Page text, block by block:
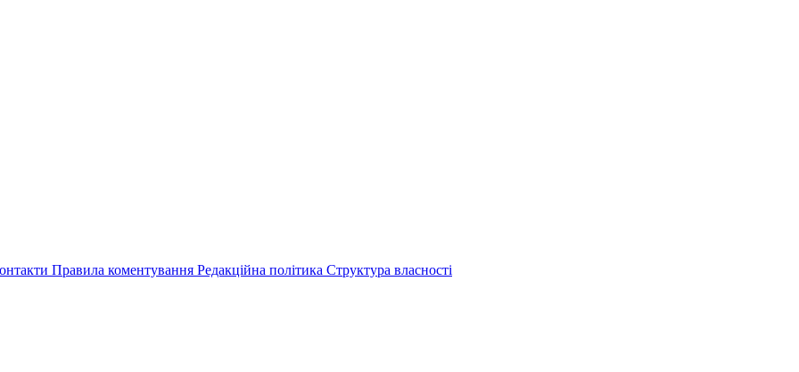
Правила коментування Редакційна політика Структура власності